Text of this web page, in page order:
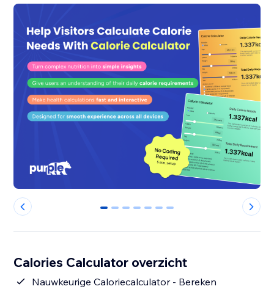
0 1 2 3 4 5 6
Calories Calculator overzicht
Nauwkeurige Caloriecalculator - Bereken